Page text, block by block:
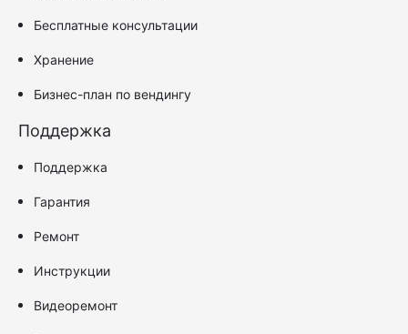
Бесплатные консультации
Хранение
Бизнес-план по вендингу
Поддержка
Поддержка
Гарантия
Ремонт
Инструкции
Видеоремонт